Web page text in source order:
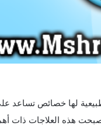
لها خصائص تساعد
هذه العلاجات ذات